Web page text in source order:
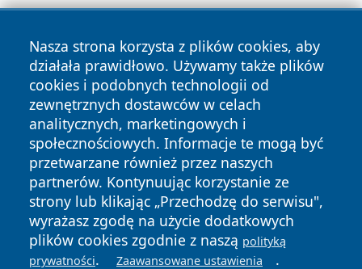
Nasza strona korzysta z plików cookies, aby
działała prawidłowo. Używamy także plików
cookies i podobnych technologii od
zewnętrznych dostawców w celach
analitycznych, marketingowych i
społecznościowych. Informacje te mogą być
przetwarzane również przez naszych
partnerów. Kontynuując korzystanie ze
strony lub klikając „Przechodzę do serwisu",
wyrażasz zgodę na użycie dodatkowych
plików cookies zgodnie z naszą polityką
prywatności. Zaawansowane ustawienia .
Copyright © 2026 czestochowanews.pl Wszystkie prawa
zastrzeżone.
News Autorzy
Polityka
Prywatności
Polityka
Cookies
cześć